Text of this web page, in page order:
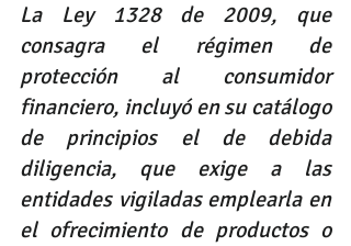
La Ley 1328 de 2009, que
consagra el régimen de
protección al consumidor
financiero, incluyó en su catálogo
de principios el de debida
diligencia, que exige a las
entidades vigiladas emplearla en
el ofrecimiento de productos o